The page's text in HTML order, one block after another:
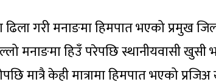
गरी मनाङमा हिमपात भएको प्रमुख
मनाङमा हिउँ परेपछि स्थानीयवासी
मात्रै केही मात्रामा हिमपात भएको